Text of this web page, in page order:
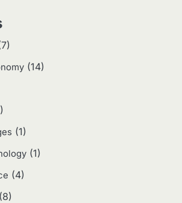
(14)
(1)
(1)
(4)
(8)
Emas Hari Ini: Panduan untuk
Contributor
Jasa Menulis: Peluang Bisnis Kreatif
Era Digital
Contributor
Jasa Desain: Peluang Usaha Kreatif
di Era Digital